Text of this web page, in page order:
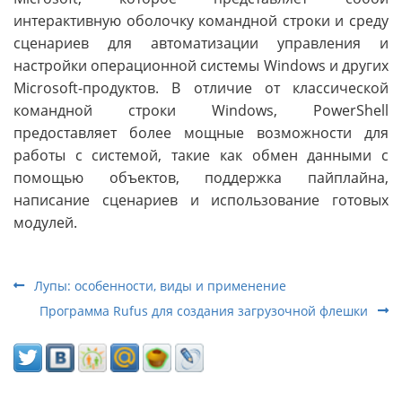
интерактивную оболочку командной строки и среду
сценариев для автоматизации управления и
настройки операционной системы Windows и других
Microsoft-продуктов. В отличие от классической
командной строки Windows, PowerShell
предоставляет более мощные возможности для
работы с системой, такие как обмен данными с
помощью объектов, поддержка пайплайна,
написание сценариев и использование готовых
модулей.
Лупы: особенности, виды и применение
Программа Rufus для создания загрузочной флешки